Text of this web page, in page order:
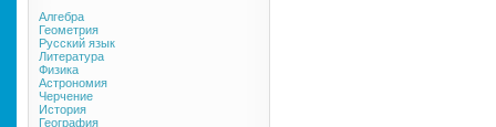
Алгебра
Геометрия
Русский язык
Литература
Физика
Астрономия
Черчение
История
География